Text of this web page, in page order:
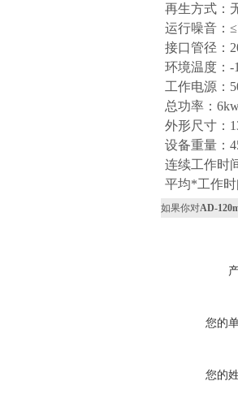
再生方式：
运行噪音：
接口管径：
环境温度：-
工作电源：
总功率：
外形尺寸：
设备重量：
连续工作时
平均*工作
如果你对AD-
您的
您的